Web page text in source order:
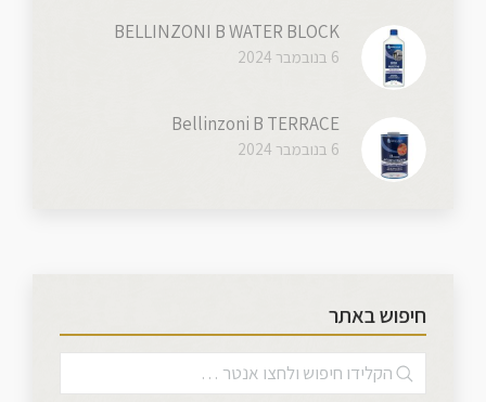
BELLINZONI B WATER BLOCK
6 בנובמבר 2024
Bellinzoni B TERRACE
6 בנובמבר 2024
חיפוש באתר